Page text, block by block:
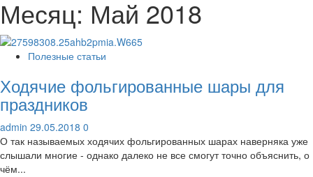
Месяц: Май 2018
Полезные статьи
Ходячие фольгированные шары для
праздников
admin 29.05.2018 0
О так называемых ходячих фольгированных шарах наверняка уже
слышали многие - однако далеко не все смогут точно объяснить, о
чём...